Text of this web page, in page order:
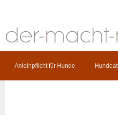
Anleinpflicht für Hunde